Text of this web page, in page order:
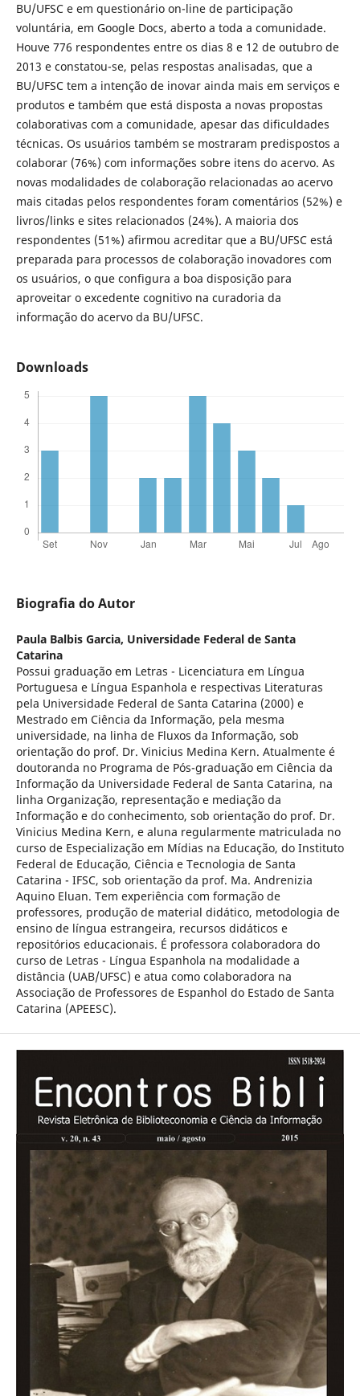
BU/UFSC e em questionário on-line de participação
voluntária, em Google Docs, aberto a toda a comunidade.
Houve 776 respondentes entre os dias 8 e 12 de outubro de
2013 e constatou-se, pelas respostas analisadas, que a
BU/UFSC tem a intenção de inovar ainda mais em serviços e
produtos e também que está disposta a novas propostas
colaborativas com a comunidade, apesar das dificuldades
técnicas. Os usuários também se mostraram predispostos a
colaborar (76%) com informações sobre itens do acervo. As
novas modalidades de colaboração relacionadas ao acervo
mais citadas pelos respondentes foram comentários (52%) e
livros/links e sites relacionados (24%). A maioria dos
respondentes (51%) afirmou acreditar que a BU/UFSC está
preparada para processos de colaboração inovadores com
os usuários, o que configura a boa disposição para
aproveitar o excedente cognitivo na curadoria da
informação do acervo da BU/UFSC.
Downloads
Biografia do Autor
Paula Balbis Garcia, Universidade Federal de Santa
Catarina
Possui graduação em Letras - Licenciatura em Língua
Portuguesa e Língua Espanhola e respectivas Literaturas
pela Universidade Federal de Santa Catarina (2000) e
Mestrado em Ciência da Informação, pela mesma
universidade, na linha de Fluxos da Informação, sob
orientação do prof. Dr. Vinicius Medina Kern. Atualmente é
doutoranda no Programa de Pós-graduação em Ciência da
Informação da Universidade Federal de Santa Catarina, na
linha Organização, representação e mediação da
Informação e do conhecimento, sob orientação do prof. Dr.
Vinicius Medina Kern, e aluna regularmente matriculada no
curso de Especialização em Mídias na Educação, do Instituto
Federal de Educação, Ciência e Tecnologia de Santa
Catarina - IFSC, sob orientação da prof. Ma. Andrenizia
Aquino Eluan. Tem experiência com formação de
professores, produção de material didático, metodologia de
ensino de língua estrangeira, recursos didáticos e
repositórios educacionais. É professora colaboradora do
curso de Letras - Língua Espanhola na modalidade a
distância (UAB/UFSC) e atua como colaboradora na
Associação de Professores de Espanhol do Estado de Santa
Catarina (APEESC).